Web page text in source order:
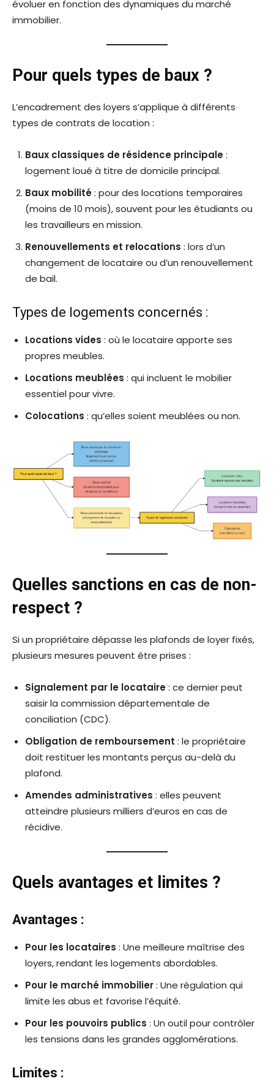
évoluer en fonction des dynamiques du marché
immobilier.
Pour quels types de baux ?
L’encadrement des loyers s’applique à différents
types de contrats de location :
Baux classiques de résidence principale:
logement loué à titre de domicile principal.
Baux mobilité: pour des locations temporaires
(moins de 10 mois), souvent pour les étudiants ou
les travailleurs en mission.
Renouvellements et relocations : lors d’un
changement de locataire ou d’un renouvellement
de bail.
Types de logements concernés :
Locations vides : où le locataire apporte ses
propres meubles.
Locations meublées : qui incluent le mobilier
essentiel pour vivre.
Colocations : qu’elles soient meublées ou non.
Quelles sanctions en cas de non-
respect ?
Si un propriétaire dépasse les plafonds de loyer fixés,
plusieurs mesures peuvent être prises :
Signalement par le locataire: ce dernier peut
saisir la commission départementale de
conciliation (CDC).
Obligation de remboursement : le propriétaire
doit restituer les montants perçus au-delà du
plafond.
Amendes administratives : elles peuvent
atteindre plusieurs milliers d’euros en cas de
récidive.
Quels avantages et limites ?
Avantages :
Pour les locataires : Une meilleure maîtrise des
loyers, rendant les logements abordables.
Pour le marché immobilier: Une régulation qui
limite les abus et favorise l’équité.
Pour les pouvoirs publics : Un outil pour contrôler
les tensions dans les grandes agglomérations.
Limites :